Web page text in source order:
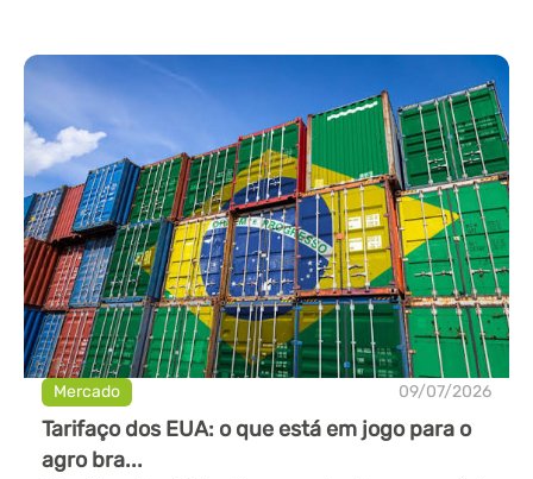
Mercado 09/07/2026
Tarifaço dos EUA: o que está em jogo para o
agro bra...